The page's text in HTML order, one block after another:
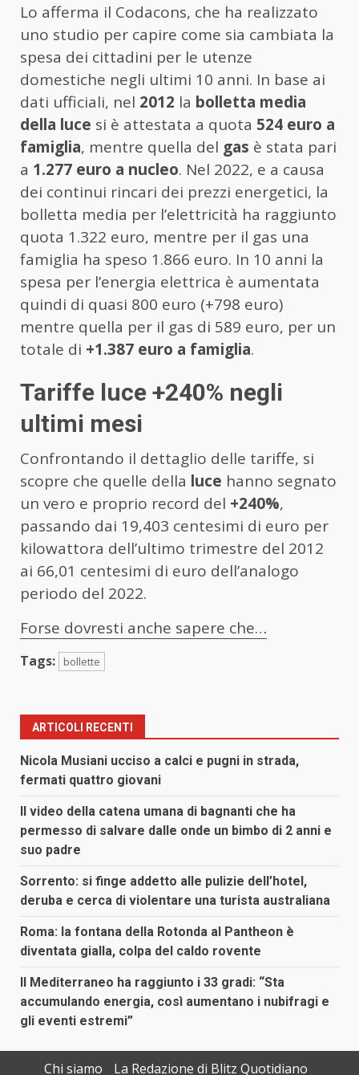
Lo afferma il Codacons, che ha realizzato
uno studio per capire come sia cambiata la
spesa dei cittadini per le utenze
domestiche negli ultimi 10 anni. In base ai
dati ufficiali, nel 2012 la bolletta media
della luce si è attestata a quota 524 euro a
famiglia, mentre quella del gas è stata pari
a 1.277 euro a nucleo. Nel 2022, e a causa
dei continui rincari dei prezzi energetici, la
bolletta media per l’elettricità ha raggiunto
quota 1.322 euro, mentre per il gas una
famiglia ha speso 1.866 euro. In 10 anni la
spesa per l’energia elettrica è aumentata
quindi di quasi 800 euro (+798 euro)
mentre quella per il gas di 589 euro, per un
totale di +1.387 euro a famiglia.
Tariffe luce +240% negli
ultimi mesi
Confrontando il dettaglio delle tariffe, si
scopre che quelle della luce hanno segnato
un vero e proprio record del +240%,
passando dai 19,403 centesimi di euro per
kilowattora dell’ultimo trimestre del 2012
ai 66,01 centesimi di euro dell’analogo
periodo del 2022.
Forse dovresti anche sapere che…
Tags: bollette
ARTICOLI RECENTI
Nicola Musiani ucciso a calci e pugni in strada,
fermati quattro giovani
Il video della catena umana di bagnanti che ha
permesso di salvare dalle onde un bimbo di 2 anni e
suo padre
Sorrento: si finge addetto alle pulizie dell’hotel,
deruba e cerca di violentare una turista australiana
Roma: la fontana della Rotonda al Pantheon è
diventata gialla, colpa del caldo rovente
Il Mediterraneo ha raggiunto i 33 gradi: “Sta
accumulando energia, così aumentano i nubifragi e
gli eventi estremi”
Chi siamo La Redazione di Blitz Quotidiano